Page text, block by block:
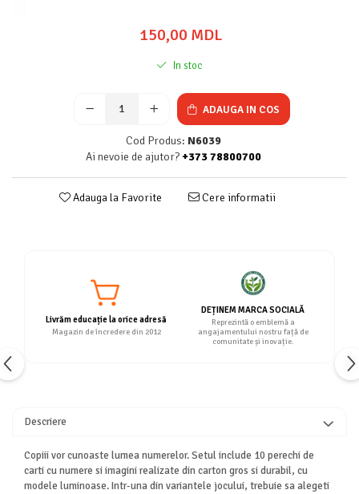
150,00 MDL
In stoc
ADAUGA IN COS
Cod Produs: N6039
Ai nevoie de ajutor?+373 78800700
Adauga la Favorite Cere informatii
Livrăm educație la orice adresă
Magazin de încredere din 2012
DEȚINEM MARCA SOCIALĂ
Reprezintă o emblemă a
angajamentului nostru față de
comunitate și inovație.
Descriere
Copiii vor cunoaste lumea numerelor. Setul include 10 perechi de
carti cu numere si imagini realizate din carton gros si durabil, cu
modele luminoase. Intr-una din variantele jocului, trebuie sa alegeti